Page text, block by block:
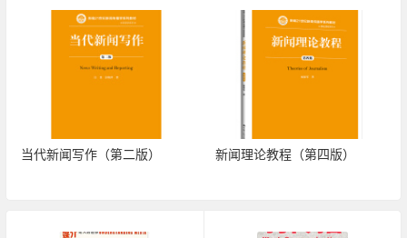
当代新闻写作（第二版） 新闻理论教程（第四版）